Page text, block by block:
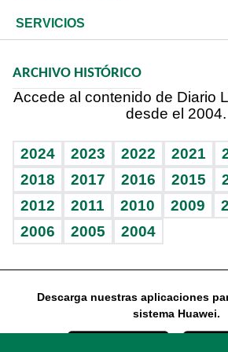
Resto del mundo
Economía personal
Podcast Arte Libre
Vida y familia
Eñe
Celebrando la vida
Sin complejos
En pocas palabras
Escuchando al corazón
Economía Personal
Más deportes
BRV
TBT Deportivo
Frente al Statu Quo
Ágora
Cambio climático
Opinión
Hecho en casa
Guía del dinero
SERVICIOS
Cumpleaños
Horóscopos
ARCHIVO HISTÓRICO
Accede al contenido de Diario
desde el 2004.
2024 2023 2022 2021
2018
2017 2016 2015
2012
2011 2010 2009
2006
2005 2004
Descarga nuestras aplicaciones
sistema Huawei.